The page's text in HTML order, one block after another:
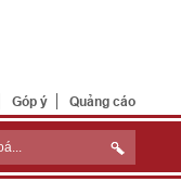
Góp ý Quảng cáo